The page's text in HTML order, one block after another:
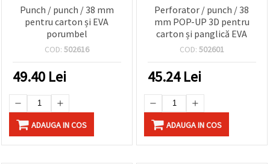
Punch / punch / 38 mm
pentru carton și EVA
porumbel
COD: 502616
49.40 Lei
ADAUGA IN COS
Perforator / punch / 38
mm POP-UP 3D pentru
carton și panglică EVA
COD: 502601
45.24Lei
ADAUGA IN COS